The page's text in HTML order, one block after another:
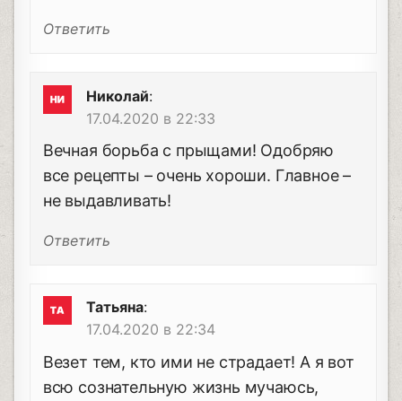
Ответить
Николай:
17.04.2020 в 22:33
Вечная борьба с прыщами! Одобряю
все рецепты – очень хороши. Главное –
не выдавливать!
Ответить
Татьяна:
17.04.2020 в 22:34
Везет тем, кто ими не страдает! А я вот
всю сознательную жизнь мучаюсь,